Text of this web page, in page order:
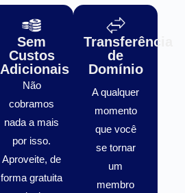
Sem
Custos
Adicionais
Não
cobramos
nada a mais
por isso.
Aproveite, de
forma gratuita
Transferência
de
Domínio
A qualquer
momento
que você
se tornar
um
membro